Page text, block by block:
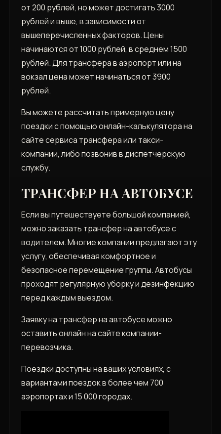
от 200 рублей‚ но может достигать 3000
рублей и выше‚ в зависимости от
вышеперечисленных факторов. Цены
начинаются от 1000 рублей‚ в среднем 1500
рублей. Для трансфера в аэропорт или на
вокзал цена может начинаться от 3900
рублей.
Вы можете рассчитать примерную цену
поездки с помощью онлайн-калькулятора на
сайте сервиса трансфера или такси-
компании‚ либо позвонив в диспетчерскую
службу.
ТРАНСФЕР НА АВТОБУСЕ
Если вы путешествуете большой компанией‚
можно заказать трансфер на автобусе с
водителем. Многие компании предлагают эту
услугу‚ обеспечивая комфортное и
безопасное перемещение группы. Автобусы
проходят регулярную уборку и дезинфекцию
перед каждым выездом.
Заявку на трансфер на автобусе можно
оставить онлайн на сайте компании-
перевозчика.
Поездки доступны на ваших условиях‚ с
вариантами поездок в более чем 700
аэропортах и 15 000 городах.